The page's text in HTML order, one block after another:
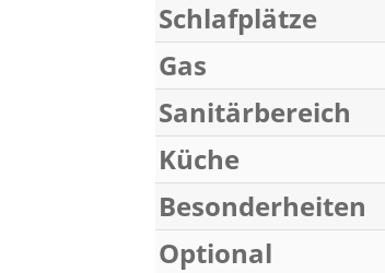
Schlafplätze
Gas
Sanitärbereich
Küche
Besonderheiten
Optional